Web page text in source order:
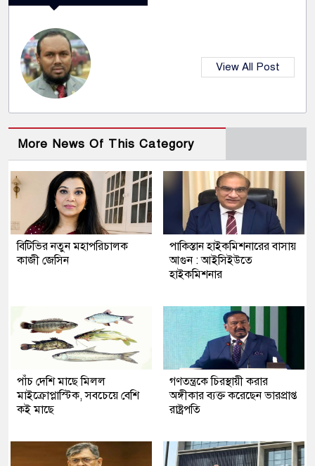
View All Post
More News Of This Category
বিটিভির নতুন মহাপরিচালক
কাজী জেসিন
পাকিস্তান হাইকমিশনারের বাসায়
আগুন : আইসিইউতে
হাইকমিশনার
পাঁচ দেশি মাছে মিলল
মাইক্রোপ্লাস্টিক, সবচেয়ে বেশি
কই মাছে
গণতন্ত্রকে চিরস্থায়ী করার
অঙ্গীকার ব্যক্ত করেছেন ভারপ্রাপ্ত
রাষ্ট্রপতি